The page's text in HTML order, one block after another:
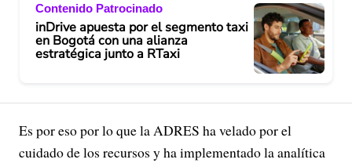
Contenido Patrocinado
inDrive apuesta por el segmento taxi
en Bogotá con una alianza
estratégica junto a RTaxi
Es por eso por lo que la ADRES ha velado por el
cuidado de los recursos y ha implementado la analítica